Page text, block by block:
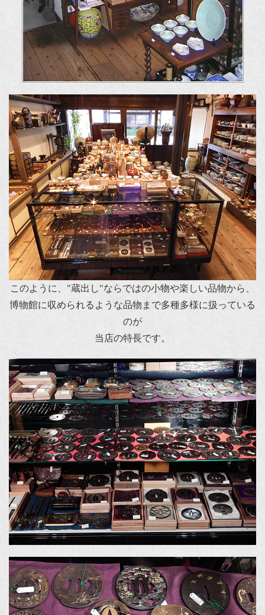
このように、"蔵出し"ならではの小物や楽しい品物から、
博物館に収められるような品物まで多種多様に扱っている
のが
当店の特長です。